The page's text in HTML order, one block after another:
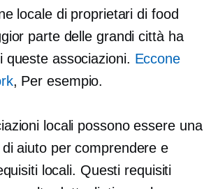
locale di proprietari di food
parte delle grandi città ha
queste associazioni. Eccone
, Per esempio.
locali possono essere una
aiuto per comprendere e
locali. Questi requisiti